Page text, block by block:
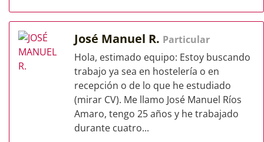
José Manuel R. Particular
Hola, estimado equipo: Estoy buscando
trabajo ya sea en hostelería o en
recepción o de lo que he estudiado
(mirar CV). Me llamo José Manuel Ríos
Amaro, tengo 25 años y he trabajado
durante cuatro...